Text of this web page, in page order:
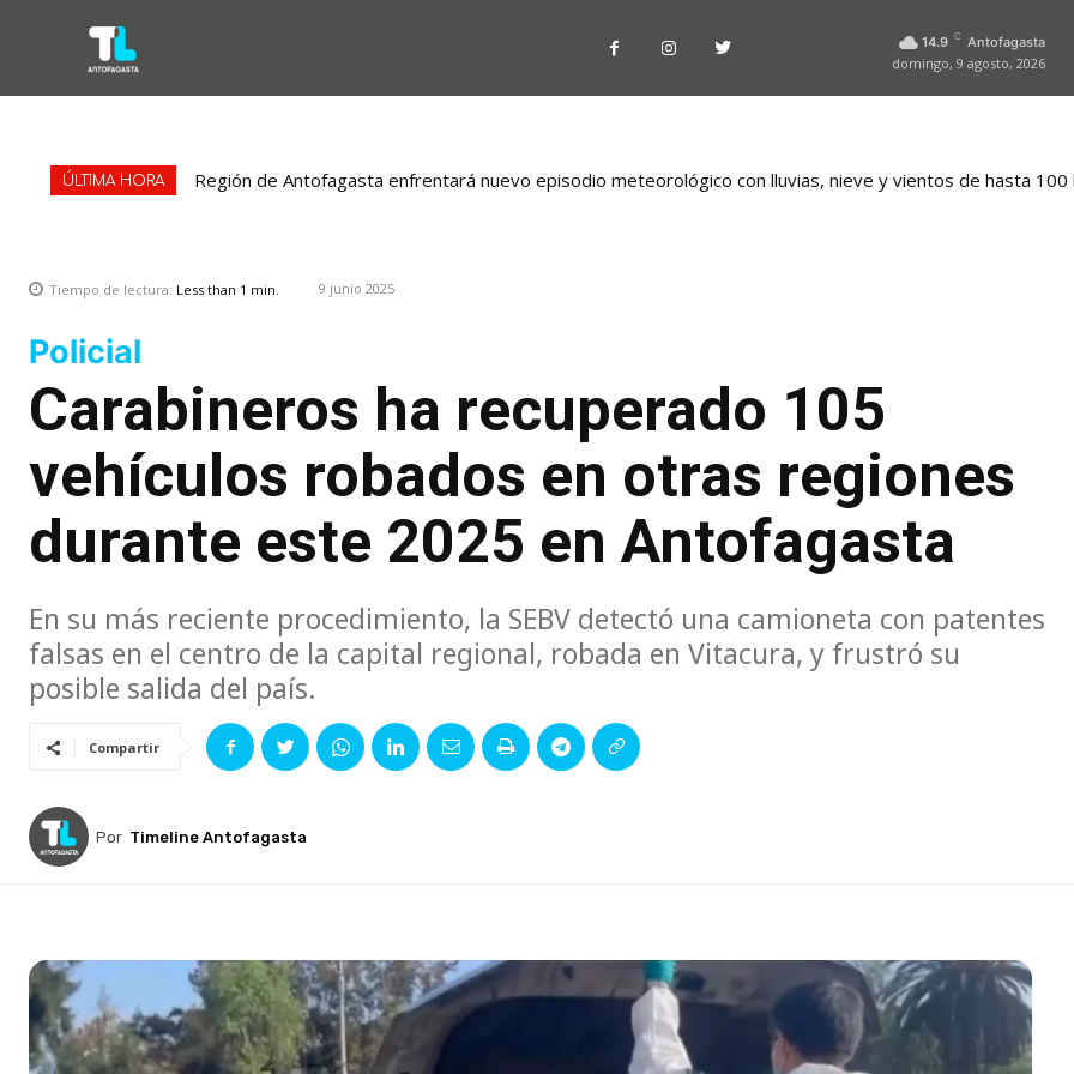
14.9 C Antofagasta
domingo, 9 agosto, 2026
ÚLTIMA HORA Región de Antofagasta enfrentará nuevo episodio meteorológico con lluvias, nieve y vientos de hasta 100
Tiempo de lectura: Less than 1 min. 9 junio 2025
Policial
Carabineros ha recuperado 105
vehículos robados en otras regiones
durante este 2025 en Antofagasta
En su más reciente procedimiento, la SEBV detectó una camioneta con patentes
falsas en el centro de la capital regional, robada en Vitacura, y frustró su
posible salida del país.
Compartir
Por Timeline Antofagasta